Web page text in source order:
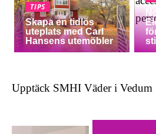
TIPS
Skapa en tidlös
uteplats med Carl
Hansens utemöbler
Upptäck SMHI Väder i Vedum